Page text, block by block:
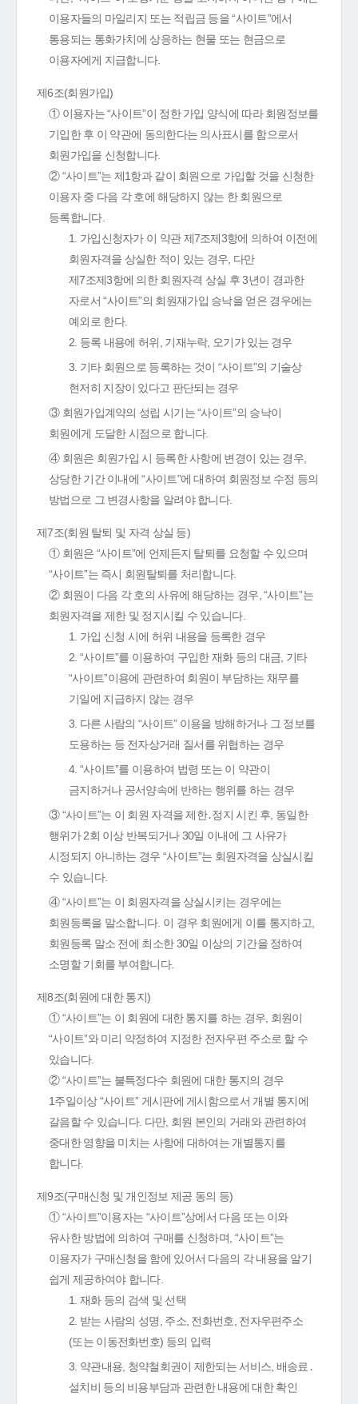
이용자들의 마일리지 또는 적립금 등을 “사이트”에서
통용되는 통화가치에 상응하는 현물 또는 현금으로
이용자에게 지급합니다.
제6조(회원가입)
① 이용자는 “사이트”이 정한 가입 양식에 따라 회원정보를
기입한 후 이 약관에 동의한다는 의사표시를 함으로서
회원가입을 신청합니다.
② “사이트”는 제1항과 같이 회원으로 가입할 것을 신청한
이용자 중 다음 각 호에 해당하지 않는 한 회원으로
등록합니다.
1. 가입신청자가 이 약관 제7조제3항에 의하여 이전에
회원자격을 상실한 적이 있는 경우, 다만
제7조제3항에 의한 회원자격 상실 후 3년이 경과한
자로서 “사이트”의 회원재가입 승낙을 얻은 경우에는
예외로 한다.
2. 등록 내용에 허위, 기재누락, 오기가 있는 경우
3. 기타 회원으로 등록하는 것이 “사이트”의 기술상
현저히 지장이 있다고 판단되는 경우
③ 회원가입계약의 성립 시기는 “사이트”의 승낙이
회원에게 도달한 시점으로 합니다.
④ 회원은 회원가입 시 등록한 사항에 변경이 있는 경우,
상당한 기간 이내에 “사이트”에 대하여 회원정보 수정 등의
방법으로 그 변경사항을 알려야 합니다.
제7조(회원 탈퇴 및 자격 상실 등)
① 회원은 “사이트”에 언제든지 탈퇴를 요청할 수 있으며
“사이트”는 즉시 회원탈퇴를 처리합니다.
② 회원이 다음 각 호의 사유에 해당하는 경우, “사이트”는
회원자격을 제한 및 정지시킬 수 있습니다.
1. 가입 신청 시에 허위 내용을 등록한 경우
2. “사이트”를 이용하여 구입한 재화 등의 대금, 기타
“사이트”이용에 관련하여 회원이 부담하는 채무를
기일에 지급하지 않는 경우
3. 다른 사람의 “사이트” 이용을 방해하거나 그 정보를
도용하는 등 전자상거래 질서를 위협하는 경우
4. “사이트”를 이용하여 법령 또는 이 약관이
금지하거나 공서양속에 반하는 행위를 하는 경우
③ “사이트”는 이 회원 자격을 제한․정지 시킨 후, 동일한
행위가 2회 이상 반복되거나 30일 이내에 그 사유가
시정되지 아니하는 경우 “사이트”는 회원자격을 상실시킬
수 있습니다.
④ “사이트”는 이 회원자격을 상실시키는 경우에는
회원등록을 말소합니다. 이 경우 회원에게 이를 통지하고,
회원등록 말소 전에 최소한 30일 이상의 기간을 정하여
소명할 기회를 부여합니다.
제8조(회원에 대한 통지)
① “사이트”는 이 회원에 대한 통지를 하는 경우, 회원이
“사이트”와 미리 약정하여 지정한 전자우편 주소로 할 수
있습니다.
② “사이트”는 불특정다수 회원에 대한 통지의 경우
1주일이상 “사이트” 게시판에 게시함으로서 개별 통지에
갈음할 수 있습니다. 다만, 회원 본인의 거래와 관련하여
중대한 영향을 미치는 사항에 대하여는 개별통지를
합니다.
제9조(구매신청 및 개인정보 제공 동의 등)
① “사이트”이용자는 “사이트”상에서 다음 또는 이와
유사한 방법에 의하여 구매를 신청하며, “사이트”는
이용자가 구매신청을 함에 있어서 다음의 각 내용을 알기
쉽게 제공하여야 합니다.
1. 재화 등의 검색 및 선택
2. 받는 사람의 성명, 주소, 전화번호, 전자우편주소
(또는 이동전화번호) 등의 입력
3. 약관내용, 청약철회권이 제한되는 서비스, 배송료․
설치비 등의 비용부담과 관련한 내용에 대한 확인